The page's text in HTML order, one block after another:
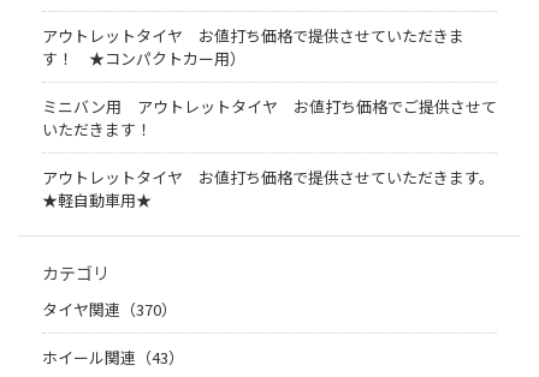
アウトレットタイヤ お値打ち価格で提供させていただきま
す！ ★コンパクトカー用）
ミニバン用 アウトレットタイヤ お値打ち価格でご提供させて
いただきます！
アウトレットタイヤ お値打ち価格で提供させていただきます。
★軽自動車用★
カテゴリ
タイヤ関連（370）
ホイール関連（43）